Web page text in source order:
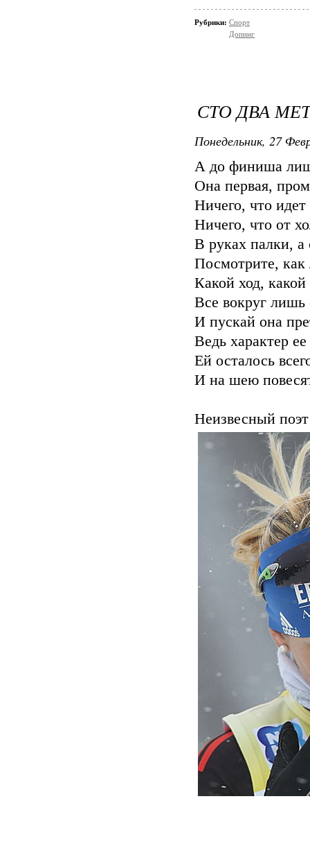
Рубрики: Спорт
Допинг
СТО ДВА
Понедельник, 27
А до финиша
Она первая,
Ничего, что идет
Ничего, что от
В руках палки, а
Посмотрите, как
Какой ход,
Все вокруг лишь
И пускай она
Ведь характер
Ей осталось
И на шею
Неизвесный